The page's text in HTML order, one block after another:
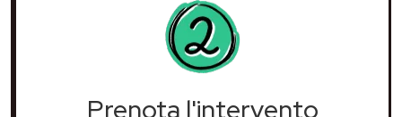
Prenota l'intervento